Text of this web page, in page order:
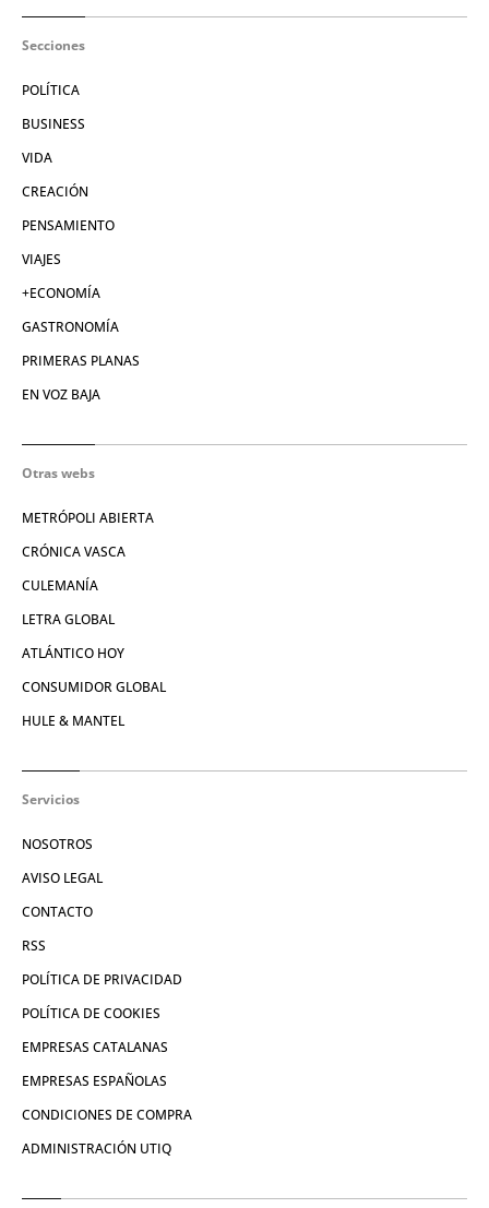
Secciones
POLÍTICA
BUSINESS
VIDA
CREACIÓN
PENSAMIENTO
VIAJES
+ECONOMÍA
GASTRONOMÍA
PRIMERAS PLANAS
EN VOZ BAJA
Otras webs
METRÓPOLI ABIERTA
CRÓNICA VASCA
CULEMANÍA
LETRA GLOBAL
ATLÁNTICO HOY
CONSUMIDOR GLOBAL
HULE & MANTEL
Servicios
NOSOTROS
AVISO LEGAL
CONTACTO
RSS
POLÍTICA DE PRIVACIDAD
POLÍTICA DE COOKIES
EMPRESAS CATALANAS
EMPRESAS ESPAÑOLAS
CONDICIONES DE COMPRA
ADMINISTRACIÓN UTIQ